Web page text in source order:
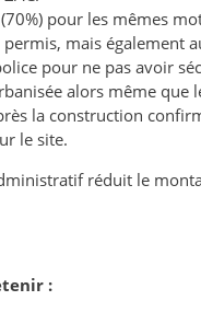
pour les mêmes
mais également
pour ne pas avoir
alors même que
la construction
le site.
réduit le
: